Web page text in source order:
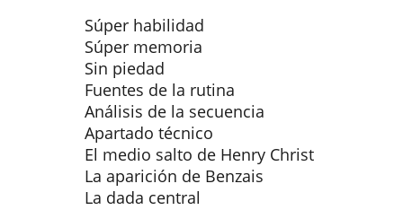
Súper habilidad
Súper memoria
Sin piedad
Fuentes de la rutina
Análisis de la secuencia
Apartado técnico
El medio salto de Henry Christ
La aparición de Benzais
La dada central